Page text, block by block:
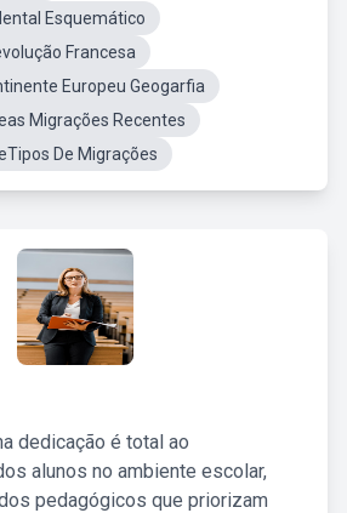
Esquemático
Francesa
Europeu Geogarfia
Migrações Recentes
De Migrações
dedicação é total ao
alunos no ambiente escolar,
pedagógicos que priorizam